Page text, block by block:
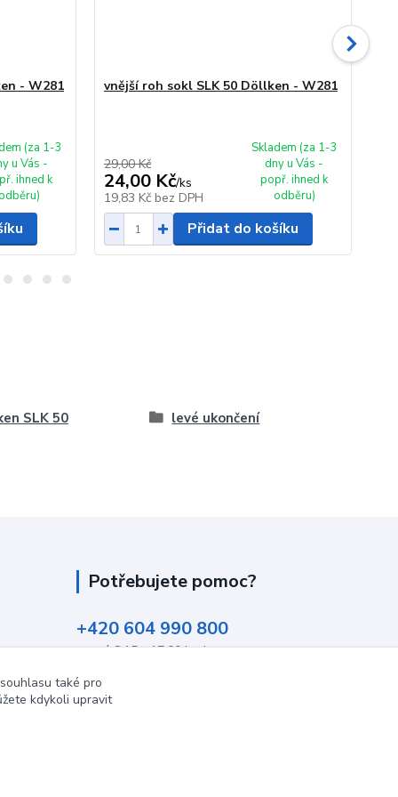
- W281
(za 1-3
u Vás -
ihned k
vnější roh sokl SLK 50 Döllken - W281
29,00 Kč
24,00 Kč/ks
19,83 Kč bez DPH
Skladem (za 1-3
dny u Vás -
popř. ihned k
odběru)
Přidat do košíku
SLK 50 levé ukončení
Potřebujete pomoc?
+420 604 990 800
po-pá 8:15 - 17:00 hod
také pro
kdykoli upravit